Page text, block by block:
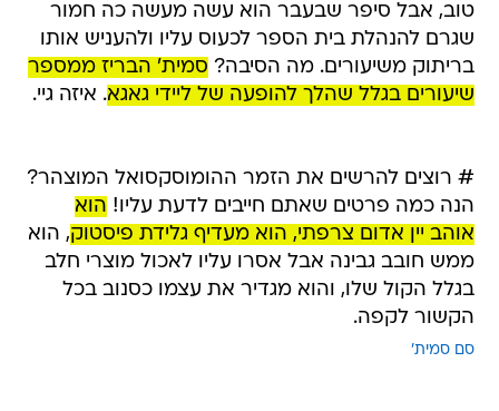
טוב, אבל סיפר שבעבר הוא עשה מעשה כה חמור
שגרם להנהלת בית הספר לכעוס עליו ולהעניש אותו
בריתוק משיעורים. מה הסיבה? סמית' הבריז ממספר
שיעורים בגלל שהלך להופעה של ליידי גאגא. איזה גיי.
# רוצים להרשים את הזמר ההומוסקסואל המוצהר?
הנה כמה פרטים שאתם חייבים לדעת עליו! הוא
אוהב יין אדום צרפתי, הוא מעדיף גלידת פיסטוק, הוא
ממש חובב גבינה אבל אסרו עליו לאכול מוצרי חלב
בגלל הקול שלו, והוא מגדיר את עצמו כסנוב בכל
הקשור לקפה.
סם סמית'